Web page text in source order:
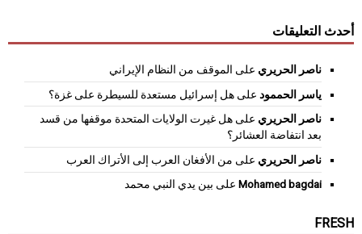
أحدث التعليقات
ناصر الحريري على الموقف من النظام الإيراني
ياسر الحممود على هل إسرائيل مستعدة للسيطرة على غزة؟
ناصر الحريري على هل غيرت الولايات المتحدة موقفها من قسد
بعد انتفاضة العشائر؟
ناصر الحريري على من الأفغان العرب إلى الأتراك العرب
Mohamed bagdai على بين يدي النبي محمد
FRESH